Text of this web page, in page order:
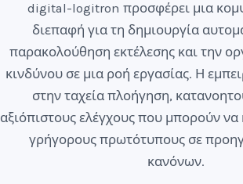
digital-logitron προσφέρει μια
διεπαφή για τη δημιουργία
παρακολούθηση εκτέλεσης και την
κινδύνου σε μια ροή εργασίας. Η
στην ταχεία πλοήγηση,
αξιόπιστους ελέγχους που μπορούν
γρήγορους πρωτότυπους σε
κανόνων.